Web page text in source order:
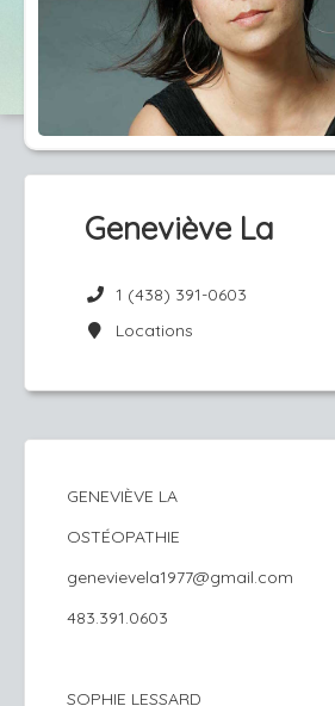
Geneviève La
1 (438) 391-0603
Locations
GENEVIÈVE LA
OSTÉOPATHIE
genevievela1977@gmail.com
483.391.0603
SOPHIE LESSARD